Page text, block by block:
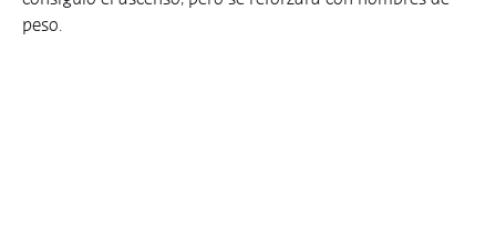
peso.